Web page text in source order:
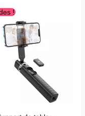
!
:
د.ج3,780.00.
actuel
est :